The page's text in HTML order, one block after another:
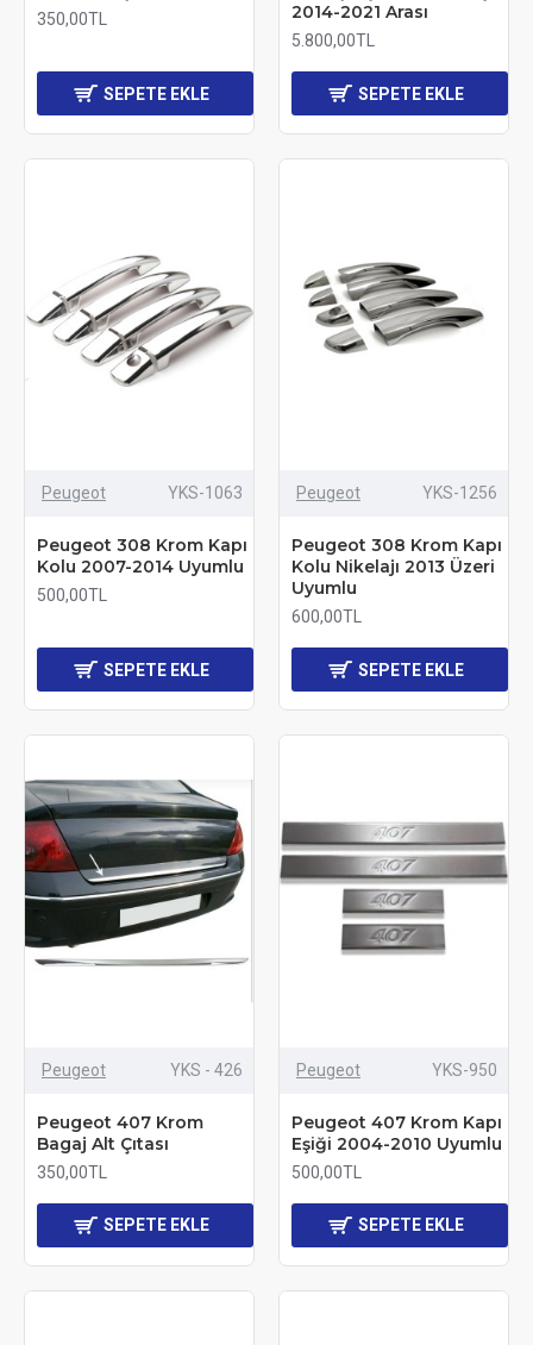
350,00TL
SEPETE EKLE
2014-2021 Arası
5.800,00TL
SEPETE EKLE
Peugeot YKS-1063
Peugeot 308 Krom Kapı
Kolu 2007-2014 Uyumlu
500,00TL
SEPETE EKLE
Peugeot YKS-1256
Peugeot 308 Krom Kapı
Kolu Nikelajı 2013 Üzeri
Uyumlu
600,00TL
SEPETE EKLE
Peugeot YKS - 426
Peugeot 407 Krom
Bagaj Alt Çıtası
350,00TL
SEPETE EKLE
Peugeot YKS-950
Peugeot 407 Krom Kapı
Eşiği 2004-2010 Uyumlu
500,00TL
SEPETE EKLE